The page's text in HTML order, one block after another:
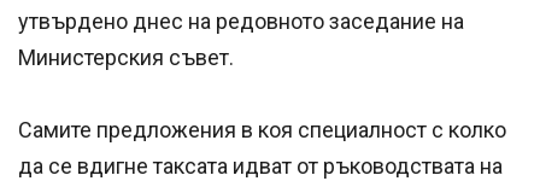
утвърдено днес на редовното заседание на
Министерския съвет.
Самите предложения в коя специалност с колко
да се вдигне таксата идват от ръководствата на